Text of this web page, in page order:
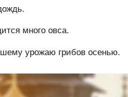
много овса.
урожаю грибов осенью.